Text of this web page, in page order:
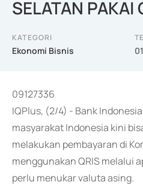
SELATAN PAKAI
KATEGORI
Ekonomi Bisnis
09127336
IQPlus, (2/4) - Bank
masyarakat Indonesia kini
melakukan pembayaran di
menggunakan QRIS melalui
perlu menukar valuta asing.